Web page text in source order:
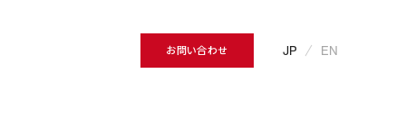
お問い合わせ JP EN